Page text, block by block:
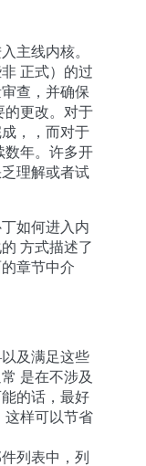
主线内核。
正式）的过
查，并确保
的更改。对于
，，而对于
数年。许多开
理解或者试
如何进入内
方式描述了
章节中介
及满足这些
是在不涉及
的话，最好
这样可以节省
列表中，列